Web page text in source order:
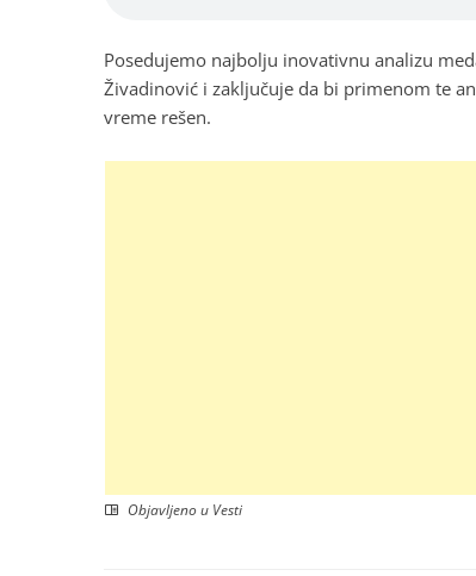
Posedujemo najbolju inovativnu analizu
Živadinović i zaključuje da bi primenom te
vreme rešen.
Objavljeno u Vesti